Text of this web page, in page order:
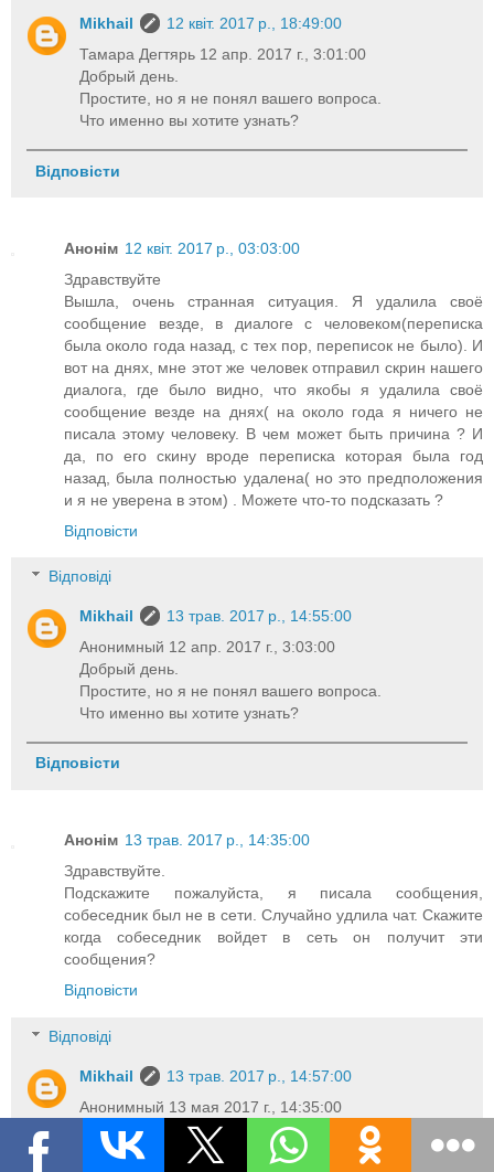
Mikhail
12 квіт. 2017 р., 18:49:00
Тамара Дегтярь 12 апр. 2017 г., 3:01:00
Добрый день.
Простите, но я не понял вашего вопроса.
Что именно вы хотите узнать?
Відповісти
Анонім 12 квіт. 2017 р., 03:03:00
Здравствуйте
Вышла, очень странная ситуация. Я удалила своё
сообщение везде, в диалоге с человеком(переписка
была около года назад, с тех пор, переписок не было). И
вот на днях, мне этот же человек отправил скрин нашего
диалога, где было видно, что якобы я удалила своё
сообщение везде на днях( на около года я ничего не
писала этому человеку. В чем может быть причина ? И
да, по его скину вроде переписка которая была год
назад, была полностью удалена( но это предположения
и я не уверена в этом) . Можете что-то подсказать ?
Відповісти
Відповіді
Mikhail
13 трав. 2017 р., 14:55:00
Анонимный 12 апр. 2017 г., 3:03:00
Добрый день.
Простите, но я не понял вашего вопроса.
Что именно вы хотите узнать?
Відповісти
Анонім 13 трав. 2017 р., 14:35:00
Здравствуйте.
Подскажите пожалуйста, я писала сообщения,
собеседник был не в сети. Случайно удлила чат. Скажите
когда собеседник войдет в сеть он получит эти
сообщения?
Відповісти
Відповіді
Mikhail
13 трав. 2017 р., 14:57:00
Анонимный 13 мая 2017 г., 14:35:00
Добрый день.
Да, сообщения будут доставлены как только он